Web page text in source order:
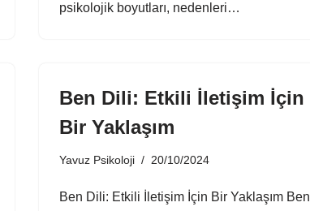
psikolojik boyutları, nedenleri…
Ben Dili: Etkili İletişim İçin
Bir Yaklaşım
Yavuz Psikoloji 20/10/2024
Ben Dili: Etkili İletişim İçin Bir Yaklaşım Ben